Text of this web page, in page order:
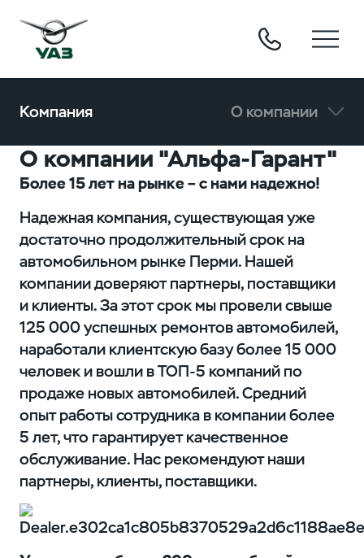
Компания О компании
О компании "Альфа-Гарант"
Более 15 лет на рынке – с нами надежно!
Надежная компания, существующая уже
достаточно продолжительный срок на
автомобильном рынке Перми. Нашей
компании доверяют партнеры, поставщики
и клиенты. За этот срок мы провели свыше
125 000 успешных ремонтов автомобилей,
наработали клиентскую базу более 15 000
человек и вошли в ТОП-5 компаний по
продаже новых автомобилей. Средний
опыт работы сотрудника в компании более
5 лет, что гарантирует качественное
обслуживание. Нас рекомендуют наши
партнеры, клиенты, поставщики.